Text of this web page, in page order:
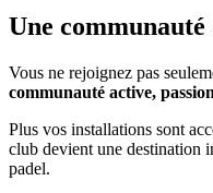
Une communauté
Vous ne rejoignez pas
communauté active,
Plus vos installations sont
club devient une destination
padel.